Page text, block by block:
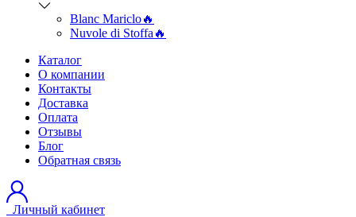
Blanc Mariclo🔥
Nuvole di Stoffa🔥
Каталог
О компании
Контакты
Доставка
Оплата
Отзывы
Блог
Обратная связь
Личный кабинет